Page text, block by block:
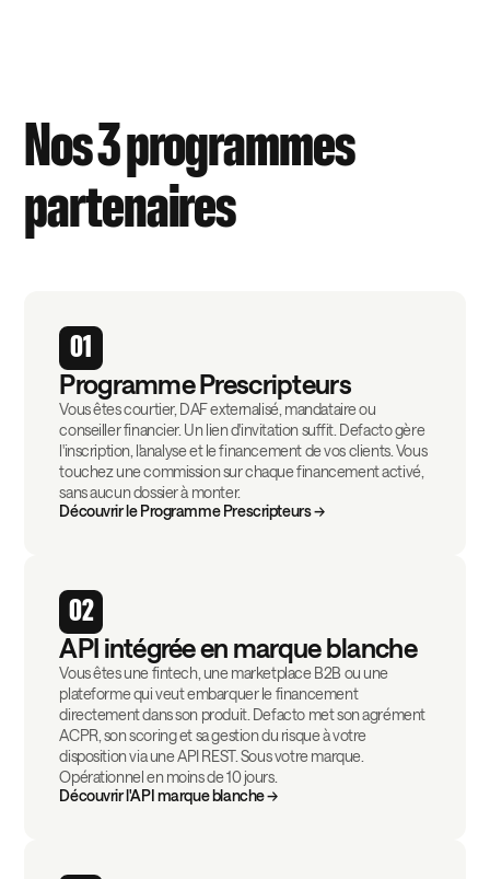
Nos 3 programmes
partenaires
01
Programme Prescripteurs
Vous êtes courtier, DAF externalisé, mandataire ou
conseiller financier. Un lien d'invitation suffit. Defacto gère
l'inscription, l'analyse et le financement de vos clients. Vous
touchez une commission sur chaque financement activé,
sans aucun dossier à monter.
Découvrir le Programme Prescripteurs →
02
API intégrée en marque blanche
Vous êtes une fintech, une marketplace B2B ou une
plateforme qui veut embarquer le financement
directement dans son produit. Defacto met son agrément
ACPR, son scoring et sa gestion du risque à votre
disposition via une API REST. Sous votre marque.
Opérationnel en moins de 10 jours.
Découvrir l'API marque blanche →